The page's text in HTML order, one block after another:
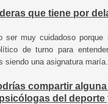
que tiene por
ser muy cuidadoso
de turno para
siendo una asignatura maría.
compartir
del